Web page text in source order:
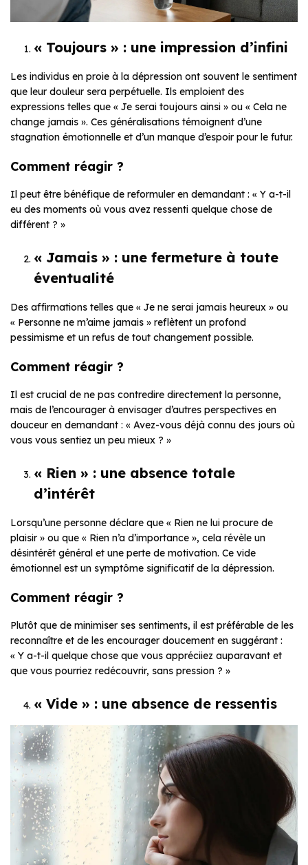
« Toujours » : une impression d’infini
Les individus en proie à la dépression ont souvent le sentiment
que leur douleur sera perpétuelle. Ils emploient des
expressions telles que « Je serai toujours ainsi » ou « Cela ne
change jamais ». Ces généralisations témoignent d’une
stagnation émotionnelle et d’un manque d’espoir pour le futur.
Comment réagir ?
Il peut être bénéfique de reformuler en demandant : « Y a-t-il
eu des moments où vous avez ressenti quelque chose de
différent ? »
« Jamais » : une fermeture à toute
éventualité
Des affirmations telles que « Je ne serai jamais heureux » ou
« Personne ne m’aime jamais » reflètent un profond
pessimisme et un refus de tout changement possible.
Comment réagir ?
Il est crucial de ne pas contredire directement la personne,
mais de l’encourager à envisager d’autres perspectives en
douceur en demandant : « Avez-vous déjà connu des jours où
vous vous sentiez un peu mieux ? »
« Rien » : une absence totale
d’intérêt
Lorsqu’une personne déclare que « Rien ne lui procure de
plaisir » ou que « Rien n’a d’importance », cela révèle un
désintérêt général et une perte de motivation. Ce vide
émotionnel est un symptôme significatif de la dépression.
Comment réagir ?
Plutôt que de minimiser ses sentiments, il est préférable de les
reconnaître et de les encourager doucement en suggérant :
« Y a-t-il quelque chose que vous appréciiez auparavant et
que vous pourriez redécouvrir, sans pression ? »
« Vide » : une absence de ressentis